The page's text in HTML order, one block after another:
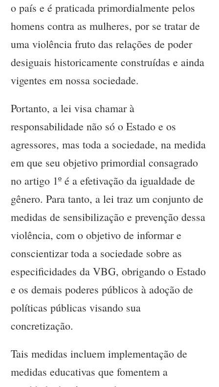
o país e é praticada primordialmente pelos
homens contra as mulheres, por se tratar de
uma violência fruto das relações de poder
desiguais historicamente construídas e ainda
vigentes em nossa sociedade.
Portanto, a lei visa chamar à
responsabilidade não só o Estado e os
agressores, mas toda a sociedade, na medida
em que seu objetivo primordial consagrado
no artigo 1º é a efetivação da igualdade de
gênero. Para tanto, a lei traz um conjunto de
medidas de sensibilização e prevenção dessa
violência, com o objetivo de informar e
conscientizar toda a sociedade sobre as
especificidades da VBG, obrigando o Estado
e os demais poderes públicos à adoção de
políticas públicas visando sua
concretização.
Tais medidas incluem implementação de
medidas educativas que fomentem a